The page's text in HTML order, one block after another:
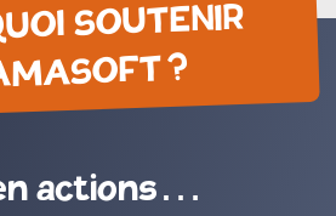
SOUTENIR
?
actions…